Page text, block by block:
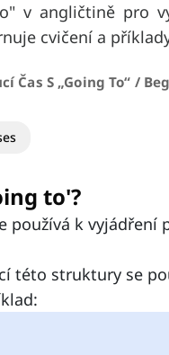
v angličtině pro
cvičení a
Čas S „going To“ /
to'?
k vyjádření
této struktury se